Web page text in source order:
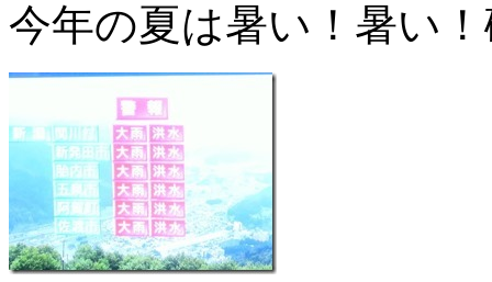
今年の夏は暑い！暑い